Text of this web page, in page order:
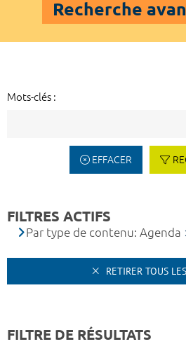
Recherche
Mots-clés :
EFFACER
FILTRES ACTIFS
Par type de contenu: Agenda
RETIRER TOUS
FILTRE DE RÉSULTATS